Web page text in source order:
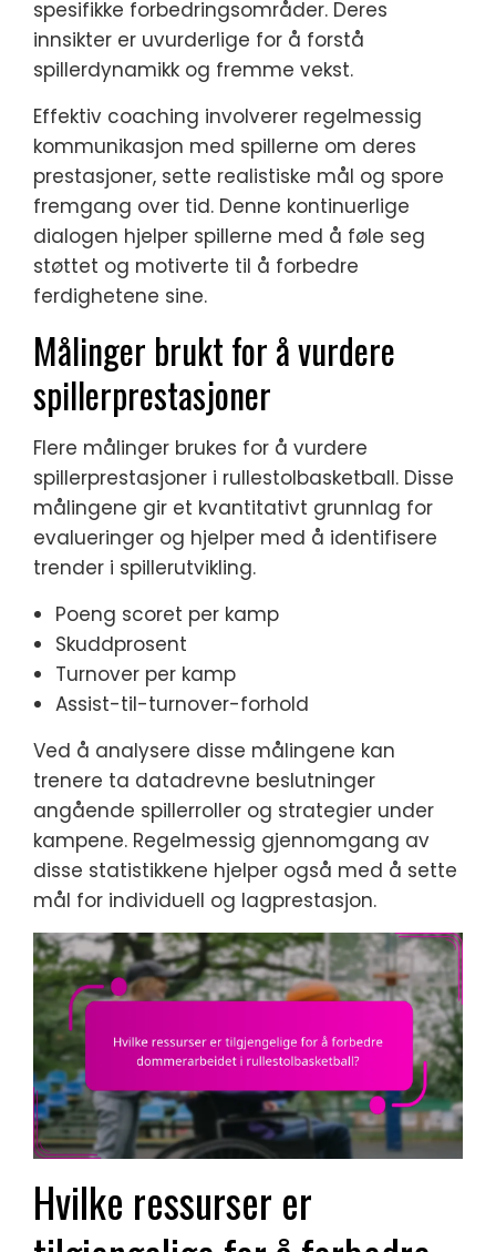
spesifikke forbedringsområder. Deres
innsikter er uvurderlige for å forstå
spillerdynamikk og fremme vekst.
Effektiv coaching involverer regelmessig
kommunikasjon med spillerne om deres
prestasjoner, sette realistiske mål og spore
fremgang over tid. Denne kontinuerlige
dialogen hjelper spillerne med å føle seg
støttet og motiverte til å forbedre
ferdighetene sine.
Målinger brukt for å vurdere
spillerprestasjoner
Flere målinger brukes for å vurdere
spillerprestasjoner i rullestolbasketball. Disse
målingene gir et kvantitativt grunnlag for
evalueringer og hjelper med å identifisere
trender i spillerutvikling.
Poeng scoret per kamp
Skuddprosent
Turnover per kamp
Assist-til-turnover-forhold
Ved å analysere disse målingene kan
trenere ta datadrevne beslutninger
angående spillerroller og strategier under
kampene. Regelmessig gjennomgang av
disse statistikkene hjelper også med å sette
mål for individuell og lagprestasjon.
Hvilke ressurser er